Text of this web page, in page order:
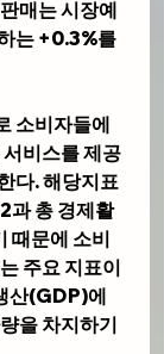
매는 시장예
는 +0.3%를
소비자들에
비스를 제공
다. 해당지표
과 총 경제활
때문에 소비
주요 지표이
산(GDP)에
을 차지하기